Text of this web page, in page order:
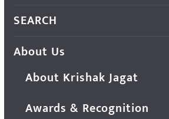
SEARCH
About Us
About Krishak Jagat
Awards & Recognition